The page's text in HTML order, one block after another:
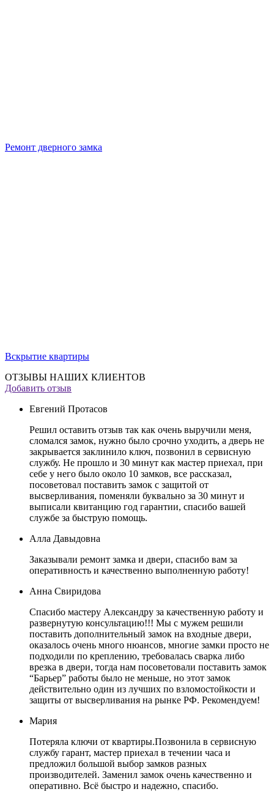
Ремонт дверного замка
Вскрытие квартиры
ОТЗЫВЫ НАШИХ КЛИЕНТОВ
Добавить отзыв
Евгений Протасов
Решил оставить отзыв так как очень выручили меня,
сломался замок, нужно было срочно уходить, а дверь не
закрывается заклинило ключ, позвонил в сервисную
службу. Не прошло и 30 минут как мастер приехал, при
себе у него было около 10 замков, все рассказал,
посоветовал поставить замок с защитой от
высверливания, поменяли буквально за 30 минут и
выписали квитанцию год гарантии, спасибо вашей
службе за быструю помощь.
Алла Давыдовна
Заказывали ремонт замка и двери, спасибо вам за
оперативность и качественно выполненную работу!
Анна Свиридова
Спасибо мастеру Александру за качественную работу и
развернутую консультацию!!! Мы с мужем решили
поставить дополнительный замок на входные двери,
оказалось очень много нюансов, многие замки просто не
подходили по креплению, требовалась сварка либо
врезка в двери, тогда нам посоветовали поставить замок
“Барьер” работы было не меньше, но этот замок
действительно один из лучших по взломостойкости и
защиты от высверливания на рынке РФ. Рекомендуем!
Мария
Потеряла ключи от квартиры.Позвонила в сервисную
службу гарант, мастер приехал в течении часа и
предложил большой выбор замков разных
производителей. Заменил замок очень качественно и
оперативно. Всё быстро и надежно, спасибо.